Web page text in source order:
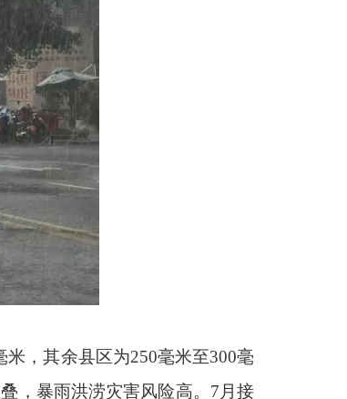
，其余县区为250毫米至300毫
，暴雨洪涝灾害风险高。7月接